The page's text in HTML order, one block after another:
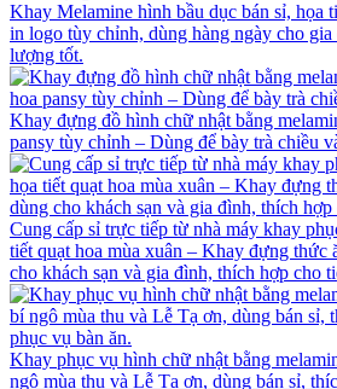
Khay Melamine hình bầu dục bán sỉ, họa
in logo tùy chỉnh, dùng hàng ngày cho gia
lượng tốt.
Khay đựng đồ hình chữ nhật bằng
pansy tùy chỉnh – Dùng để bày trà chiều
Cung cấp sỉ trực tiếp từ nhà máy khay
tiết quạt hoa mùa xuân – Khay đựng thức
cho khách sạn và gia đình, thích hợp cho
Khay phục vụ hình chữ nhật bằng
ngô mùa thu và Lễ Tạ ơn, dùng bán sỉ,